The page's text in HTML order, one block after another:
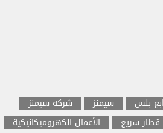
بلس سيمنز
شركه سيمنز
سريع الأعمال الكهروميكانيكية